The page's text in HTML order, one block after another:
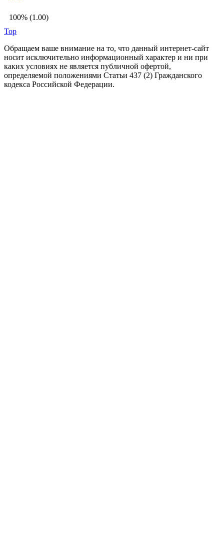
100% (1.00)
Top
Обращаем ваше внимание на то, что данный интернет-сайт
носит исключительно информационный характер и ни при
каких условиях не является публичной офертой,
определяемой положениями Статьи 437 (2) Гражданского
кодекса Российской Федерации.